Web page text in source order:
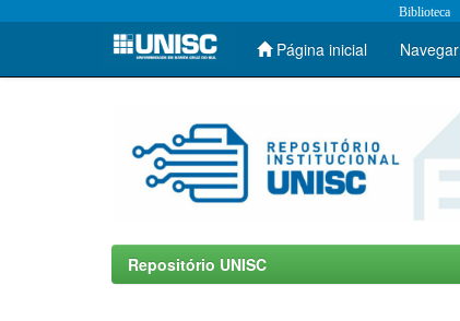
Skip
Biblioteca
Página inicial Navegar
Repositório UNISC